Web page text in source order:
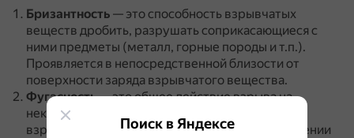
Бризантность — это способность взрывчатых
веществ дробить, разрушать соприкасающиеся с
ними предметы (металл, горные породы и т.п.).
Проявляется в непосредственной близости от
поверхности заряда взрывчатого вещества.
Фугасность— это общее действие взрыва на
некотором расстоянии от поверхности заряда
взрывчатого вещества.Проявляется в совершении
Поиск в Яндексе